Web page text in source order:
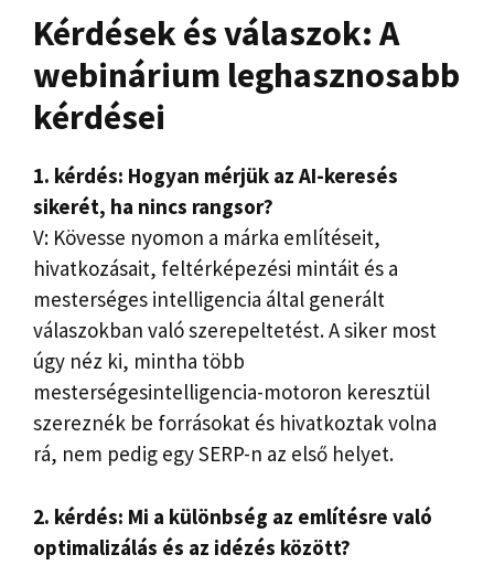
Kérdések és válaszok: A
webinárium leghasznosabb
kérdései
1. kérdés: Hogyan mérjük az AI-keresés
sikerét, ha nincs rangsor?
V: Kövesse nyomon a márka említéseit,
hivatkozásait, feltérképezési mintáit és a
mesterséges intelligencia által generált
válaszokban való szerepeltetést. A siker most
úgy néz ki, mintha több
mesterségesintelligencia-motoron keresztül
szereznék be forrásokat és hivatkoztak volna
rá, nem pedig egy SERP-n az első helyet.
2. kérdés: Mi a különbség az említésre való
optimalizálás és az idézés között?